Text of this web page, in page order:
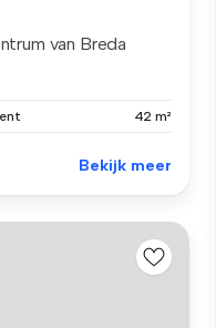
van Breda
42 m²
Bekijk meer